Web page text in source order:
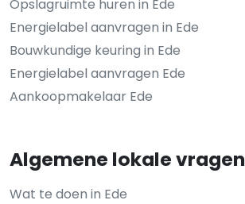
Opslagruimte huren in Ede
Energielabel aanvragen in Ede
Bouwkundige keuring in Ede
Energielabel aanvragen Ede
Aankoopmakelaar Ede
Algemene lokale vragen
Wat te doen in Ede